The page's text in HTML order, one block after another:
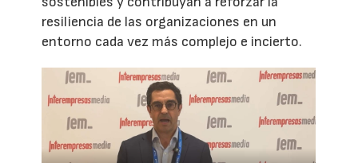
resiliencia de las organizaciones en un
entorno cada vez más complejo e incierto.